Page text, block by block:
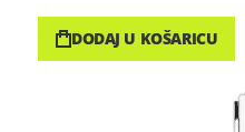
DODAJ U KOŠARICU